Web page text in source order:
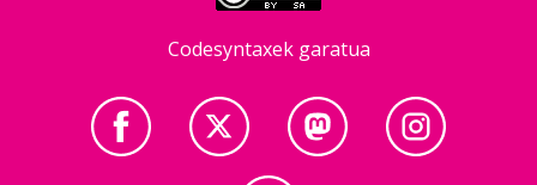
Codesyntaxek garatua